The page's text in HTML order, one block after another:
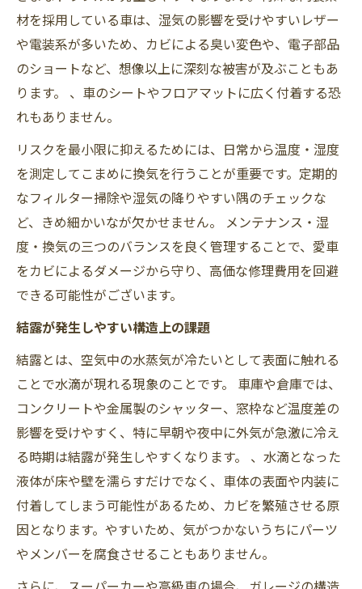
材を採用している車は、湿気の影響を受けやすいレザー
や電装系が多いため、カビによる臭い変色や、電子部品
のショートなど、想像以上に深刻な被害が及ぶこともあ
ります。 、車のシートやフロアマットに広く付着する恐
れもありません。
リスクを最小限に抑えるためには、日常から温度・湿度
を測定してこまめに換気を行うことが重要です。定期的
なフィルター掃除や湿気の降りやすい隅のチェックな
ど、きめ細かいなが欠かせません。 メンテナンス・湿
度・換気の三つのバランスを良く管理することで、愛車
をカビによるダメージから守り、高価な修理費用を回避
できる可能性がございます。
結露が発生しやすい構造上の課題
結露とは、空気中の水蒸気が冷たいとして表面に触れる
ことで水滴が現れる現象のことです。 車庫や倉庫では、
コンクリートや金属製のシャッター、窓枠など温度差の
影響を受けやすく、特に早朝や夜中に外気が急激に冷え
る時期は結露が発生しやすくなります。 、水滴となった
液体が床や壁を濡らすだけでなく、車体の表面や内装に
付着してしまう可能性があるため、カビを繁殖させる原
因となります。やすいため、気がつかないうちにパーツ
やメンバーを腐食させることもありません。